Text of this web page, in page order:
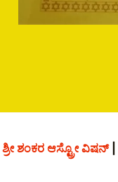
ಶ್ರೀ ಶಂಕರ ಆಸ್ಟ್ರೋ ವಿಷನ್|